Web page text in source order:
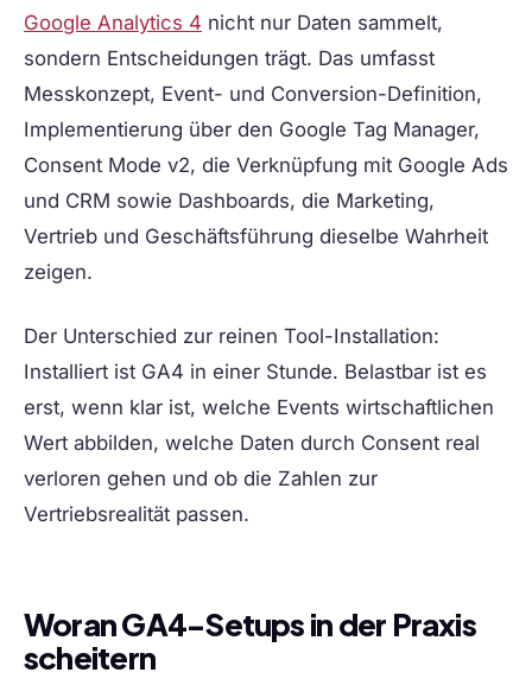
Google Analytics 4 nicht nur Daten sammelt,
sondern Entscheidungen trägt. Das umfasst
Messkonzept, Event- und Conversion-Definition,
Implementierung über den Google Tag Manager,
Consent Mode v2, die Verknüpfung mit Google Ads
und CRM sowie Dashboards, die Marketing,
Vertrieb und Geschäftsführung dieselbe Wahrheit
zeigen.
Der Unterschied zur reinen Tool-Installation:
Installiert ist GA4 in einer Stunde. Belastbar ist es
erst, wenn klar ist, welche Events wirtschaftlichen
Wert abbilden, welche Daten durch Consent real
verloren gehen und ob die Zahlen zur
Vertriebsrealität passen.
Woran GA4-Setups in der Praxis
scheitern